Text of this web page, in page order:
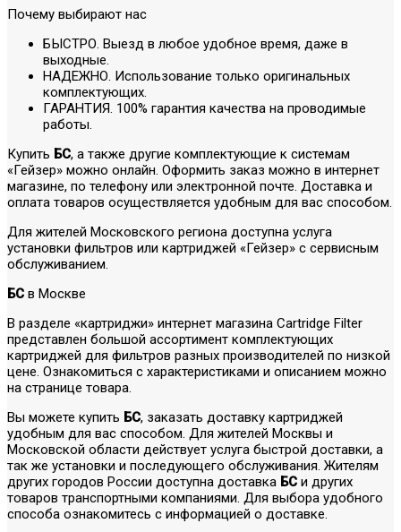
Почему выбирают нас
БЫСТРО. Выезд в любое удобное время, даже в
выходные.
НАДЕЖНО. Использование только оригинальных
комплектующих.
ГАРАНТИЯ. 100% гарантия качества на проводимые
работы.
Купить БС, а также другие комплектующие к системам
«Гейзер» можно онлайн. Оформить заказ можно в интернет
магазине, по телефону или электронной почте. Доставка и
оплата товаров осуществляется удобным для вас способом.
Для жителей Московского региона доступна услуга
установки фильтров или картриджей «Гейзер» с сервисным
обслуживанием.
БС в Москве
В разделе «картриджи» интернет магазина Cartridge Filter
представлен большой ассортимент комплектующих
картриджей для фильтров разных производителей по низкой
цене. Ознакомиться с характеристиками и описанием можно
на странице товара.
Вы можете купить БС, заказать доставку картриджей
удобным для вас способом. Для жителей Москвы и
Московской области действует услуга быстрой доставки, а
так же установки и последующего обслуживания. Жителям
других городов России доступна доставка БС и других
товаров транспортными компаниями. Для выбора удобного
способа ознакомитесь с информацией о доставке.